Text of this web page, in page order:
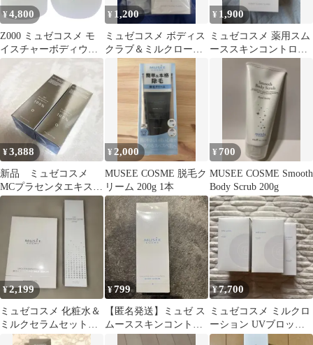
¥4,800
Z000 ミュゼコスメ モ
イスチャーボディウォ
ローション モイストプ
ラス 300mL 計2本セッ
ト ラスト1点！
¥ 1,200
ミュゼコスメ ボディス
クラブ＆ミルクローシ
ョンセット
¥ 1,900
ミュゼコスメ 薬用スム
ーススキンコントロー
ル ミルクローション
¥3,888
新品 ミュゼコスメ
MCプラセンタエキス
EX100 30mL 美容液 原
¥ 2,000
MUSEE COSME 脱毛ク
リーム 200g 1本
¥ 700
MUSEE COSME Smooth
Body Scrub 200g
¥2,199
ミュゼコスメ 化粧水＆
ミルクセラムセット新
品未使用品
¥799
【匿名発送】ミュゼ ス
ムーススキンコントロ
ール ボディスクラブ 新
¥7,700
ミュゼコスメ ミルクロ
ーション UVブロック
セット